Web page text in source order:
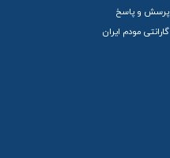
پرسش و پاسخ
گارانتی مودم ایران